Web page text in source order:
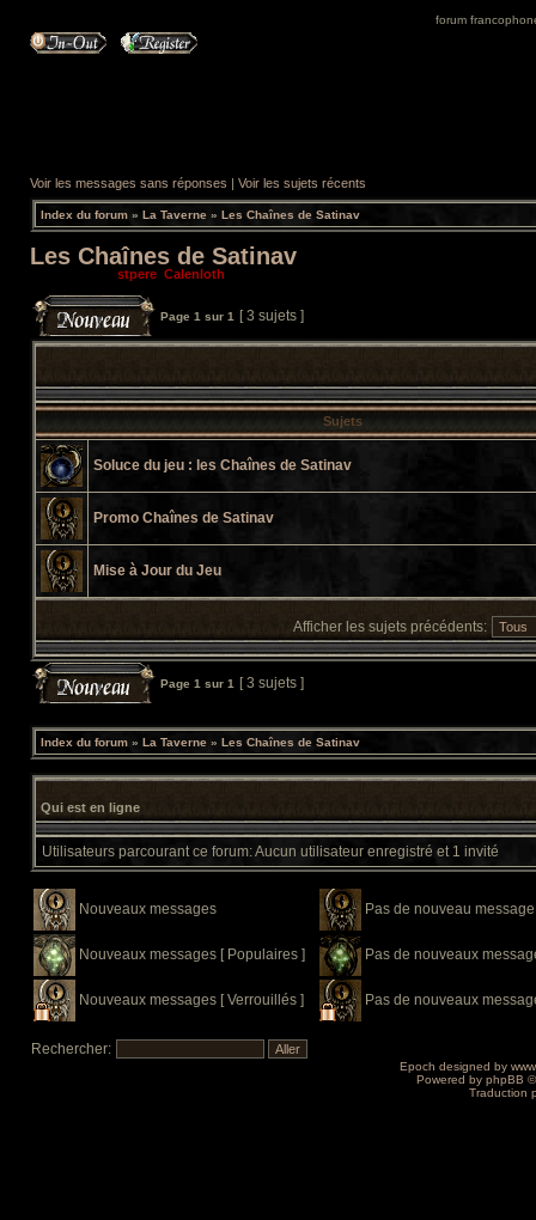
forum
Voir les messages sans réponses | Voir les sujets récents
Index du forum » La Taverne » Les Chaînes de Satinav
Les Chaînes de Satinav
stpere Calenloth
Page 1 sur 1 [ 3 sujets ]
Sujets
Soluce du jeu : les Chaînes de Satinav
Promo Chaînes de Satinav
Mise à Jour du Jeu
Afficher les sujets précédents:
Page 1 sur 1 [ 3 sujets ]
Index du forum » La Taverne » Les Chaînes de Satinav
Qui est en ligne
Utilisateurs parcourant ce forum: Aucun utilisateur enregistré et 1 invité
Nouveaux messages Pas de nouveau message
Nouveaux messages [ Populaires ] Pas de nouveaux
Nouveaux messages [ Verrouillés ] Pas de nouveaux
Rechercher:
Epoch designed by
Powered by phpBB
Traduction